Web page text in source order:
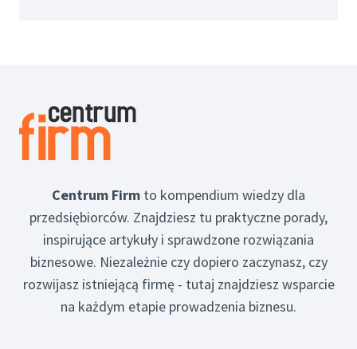
Centrum Firm to kompendium wiedzy dla
przedsiębiorców. Znajdziesz tu praktyczne porady,
inspirujące artykuły i sprawdzone rozwiązania
biznesowe. Niezależnie czy dopiero zaczynasz, czy
rozwijasz istniejącą firmę - tutaj znajdziesz wsparcie
na każdym etapie prowadzenia biznesu.